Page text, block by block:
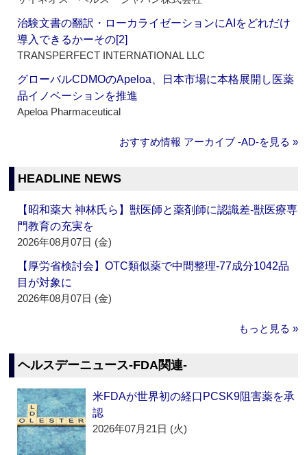
治験文書の翻訳・ローカライゼーションにAIをどれだけ
導入できるかーその[2]
TRANSPERFECT INTERNATIONAL LLC
グローバルCDMOのApeloa、日本市場に本格展開し医薬
品イノベーションを推進
Apeloa Pharmaceutical
おすすめ情報 アーカイブ ‐AD‐を見る »
HEADLINE NEWS
【昭和薬大 神林氏ら】獣医師と薬剤師に認識差‐獣医療専
門教育の充実を
2026年08月07日 (金)
【厚労省検討会】OTC類似薬で中間整理‐77成分1042品
目が対象に
2026年08月07日 (金)
もっと見る »
ヘルスデーニュース‐FDA関連‐
米FDAが世界初の経口PCSK9阻害薬を承
認
2026年07月21日 (火)